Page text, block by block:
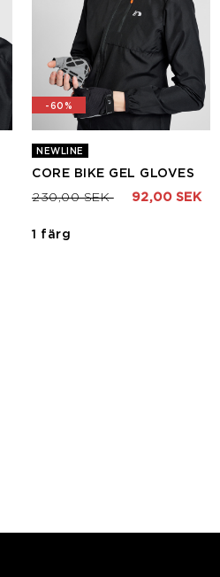
-60%
NEWLINE
CORE BIKE GEL GLOVES
Pris nedsatt från
230,00 SEKtill 92,00 SEK
1 färg